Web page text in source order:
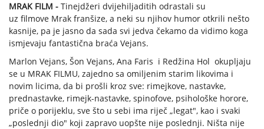
MRAK FILM - Tinejdžeri dvijehiljaditih odrastali su
uz filmove Mrak franšize, a neki su njihov humor otkrili nešto
kasnije, pa je jasno da sada svi jedva čekamo da vidimo koga
ismjevaju fantastična braća Vejans.
Marlon Vejans, Šon Vejans, Ana Faris i Redžina Hol okupljaju
se u MRAK FILMU, zajedno sa omiljenim starim likovima i
novim licima, da bi prošli kroz sve: rimejkove, nastavke,
prednastavke, rimejk-nastavke, spinofove, psihološke horore,
priče o porijeklu, sve što u sebi ima riječ „legat", kao i svaki
„poslednji dio" koji zapravo uopšte nije poslednji. Ništa nije